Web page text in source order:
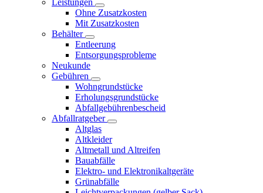
Leistungen
Ohne Zusatzkosten
Mit Zusatzkosten
Behälter
Entleerung
Entsorgungsprobleme
Neukunde
Gebühren
Wohngrundstücke
Erholungsgrundstücke
Abfallgebührenbescheid
Abfallratgeber
Altglas
Altkleider
Altmetall und Altreifen
Bauabfälle
Elektro- und Elektronikaltgeräte
Grünabfälle